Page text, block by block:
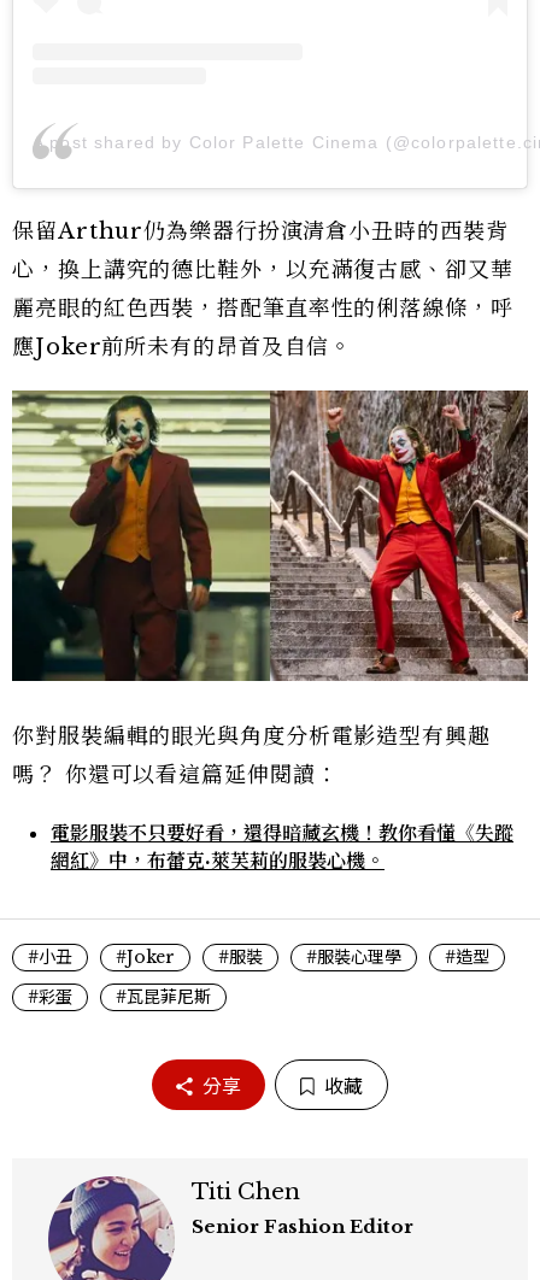
A post shared by Color Palette Cinema
保留Arthur仍為樂器行扮演清倉小丑時的西裝背
心，換上講究的德比鞋外，以充滿復古感、卻又華
麗亮眼的紅色西裝，搭配筆直率性的俐落線條，呼
應Joker前所未有的昂首及自信。
你對服裝編輯的眼光與角度分析電影造型有興趣
嗎？ 你還可以看這篇延伸閱讀：
電影服裝不只要好看，還得暗藏玄機！教你看懂《失蹤
網紅》中，布蕾克·萊芙莉的服裝心機。
#小丑 #Joker #服裝 #服裝心理學
#造型
#彩蛋
#瓦昆菲尼斯
分享 收藏
Titi Chen
Senior Fashion Editor